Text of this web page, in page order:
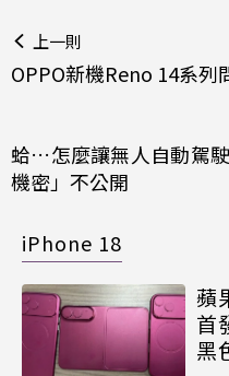
上一則
OPPO新機Reno 14系列
蛤…怎麼讓無人自動駕
機密」不公開
iPhone 18
蘋
首
黑